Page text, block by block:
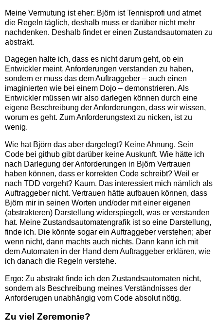
Meine Vermutung ist eher: Björn ist Tennisprofi und atmet
die Regeln täglich, deshalb muss er darüber nicht mehr
nachdenken. Deshalb findet er einen Zustandsautomaten zu
abstrakt.
Dagegen halte ich, dass es nicht darum geht, ob ein
Entwickler meint, Anforderungen verstanden zu haben,
sondern er muss das dem Auftraggeber – auch einen
imaginierten wie bei einem Dojo – demonstrieren. Als
Entwickler müssen wir also darlegen können durch eine
eigene Beschreibung der Anforderungen, dass wir wissen,
worum es geht. Zum Anforderungstext zu nicken, ist zu
wenig.
Wie hat Björn das aber dargelegt? Keine Ahnung. Sein
Code bei github gibt darüber keine Auskunft. Wie hätte ich
nach Darlegung der Anforderungen in Björn Vertrauen
haben können, dass er korrekten Code schreibt? Weil er
nach TDD vorgeht? Kaum. Das interessiert mich nämlich als
Auftraggeber nicht. Vertrauen hätte aufbauen können, dass
Björn mir in seinen Worten und/oder mit einer eigenen
(abstrakteren) Darstellung widerspiegelt, was er verstanden
hat. Meine Zustandsautomatengrafik ist so eine Darstellung,
finde ich. Die könnte sogar ein Auftraggeber verstehen; aber
wenn nicht, dann machts auch nichts. Dann kann ich mit
dem Automaten in der Hand dem Auftraggeber erklären, wie
ich danach die Regeln verstehe.
Ergo: Zu abstrakt finde ich den Zustandsautomaten nicht,
sondern als Beschreibung meines Verständnisses der
Anforderugen unabhängig vom Code absolut nötig.
Zu viel Zeremonie?